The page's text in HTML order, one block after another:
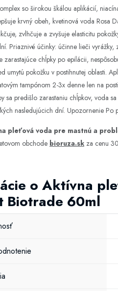
so širokou škálou aplikácií,
krvný obeh, kvetinová voda Rosa
zvlhčuje a zvyšuje elasticitu
Priaznivé účinky: účinne lieči
zarastajúce chĺpky po epilácii,
umytú pokožku v postihnutej oblasti.
tampónom 2-3x denne len na
sa predišlo zarastaniu chĺpkov, voda
nasledujúcich dní. Upozornenie Po
pleťová voda pre mastnú a
obchode bioruza.sk za cenu
o Aktívna
Biotrade 60ml